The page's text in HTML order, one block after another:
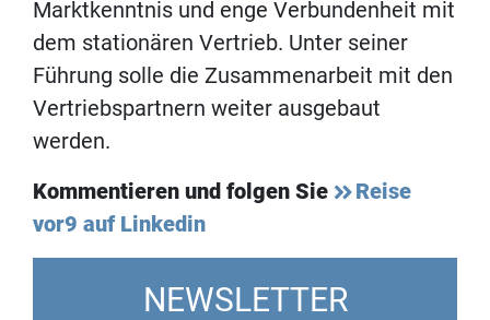
Marktkenntnis und enge Verbundenheit mit
dem stationären Vertrieb. Unter seiner
Führung solle die Zusammenarbeit mit den
Vertriebspartnern weiter ausgebaut
werden.
Kommentieren und folgen Sie
Reise
vor9 auf Linkedin
NEWSLETTER